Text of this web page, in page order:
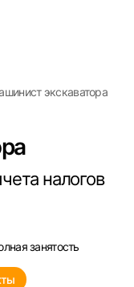
экскаватора
налогов
занятость